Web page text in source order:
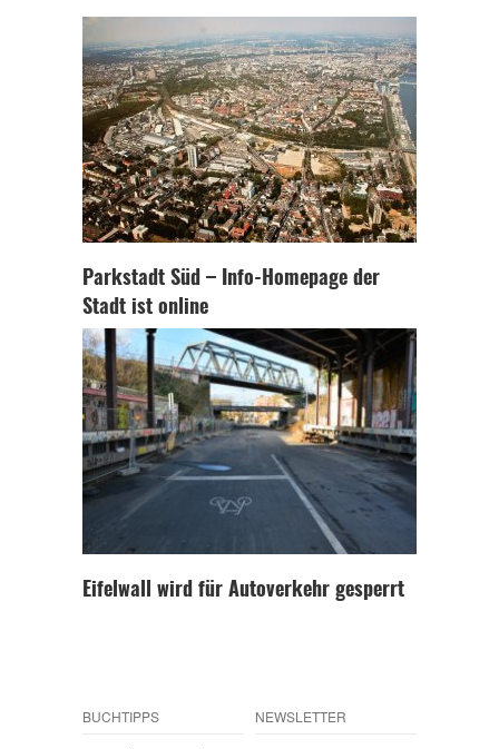
Parkstadt Süd – Info-Homepage der
Stadt ist online
Eifelwall wird für Autoverkehr gesperrt
BUCHTIPPS NEWSLETTER